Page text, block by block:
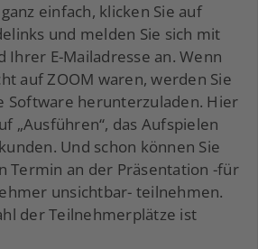
einfach, klicken Sie auf
und melden Sie sich mit
Ihrer E-Mailadresse an. Wenn
auf ZOOM waren, werden Sie
Software herunterzuladen. Hier
„Ausführen“, das Aufspielen
Und schon können Sie
Termin an der Präsentation -für
unsichtbar- teilnehmen.
der Teilnehmerplätze ist